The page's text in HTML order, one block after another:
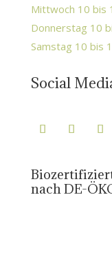
Mittwoch 10 bis
Donnerstag 10
Samstag 10 bis
Social
nach DE-